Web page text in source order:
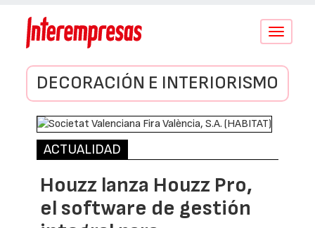
Conmutar
DECORACIÓN E INTERIORISMO
ACTUALIDAD
Houzz lanza Houzz Pro,
el software de gestión